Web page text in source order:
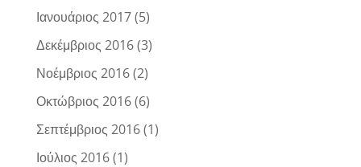
Ιανουάριος 2017(5)
Δεκέμβριος 2016(3)
Νοέμβριος 2016(2)
Οκτώβριος 2016(6)
Σεπτέμβριος 2016(1)
Ιούλιος 2016(1)